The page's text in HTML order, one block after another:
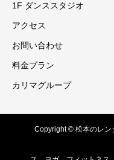
1F ダンススタジオ
アクセス
お問い合わせ
料金プラン
カリマグループ
Copyright © 松本のレン